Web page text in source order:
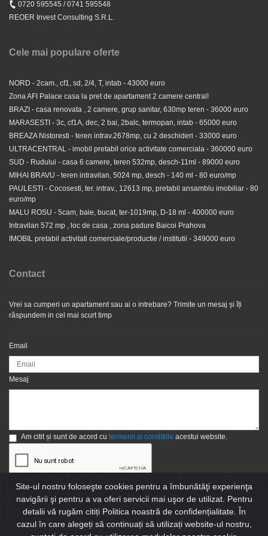
Valea Calugareasca - hala 550 mp, H-6m - 700 Euro/luna
3 EUR
BLEJOI - hale intre 200 mp si 1000 mp la 3 euro/mp/luna +
TVA
1.300 EUR
0720 595545 / 0741 595548
REOER Invest Consulting S.R.L.
Cele mai populare oferte
NORD - 2cam., cf1, sd, 2/4, T, intab - 43000 euro
Zona AFI Palace casa la pret de apartament 2 camere central!
BRAZI - casa renovata , 2 camere, grup sanitar, 630mp teren - 36000 euro
MARASESTI - 3c, cf1A, dec, 2 bai, 2balc, termopan, intab - 65000 euro
BREAZA Nistoresti - teren intrav.2678mp, cu 2 deschideri - 33000 euro
ULTRACENTRAL - imobil pretabil orice activitate comerciala - 360000 euro
SUD - Rudului - casa 6 camere, teren 532mp, desch-11ml - 89000 euro
MIHAI BRAVU - teren intravilan, 5024 mp, desch - 140 ml - 80 euro/mp
PAULESTI - Cocosesti, ter. intrav., 12613 mp, pretabil ansamblu imobiliar - 80
euro/mp
MALU ROSU - 5cam, baie, bucat, ter-1019mp, D-18 ml - 400000 euro
Intravilan 572 mp , loc de casa , zona padure Baicoi Prahova
IMOBIL pretabil activitati comerciale/productie / institutii - 349000 euro
Contact
Vrei sa cumperi un apartament sau ai o intrebare? Trimite un mesaj și îți
răspundem in cel mai scurt timp
Email
Mesaj
Am citit și sunt de acord cu termenii și condițiile acestui website.
Trimite
© Website realizat deImobilPro - CRM Imobiliar- Toate drepturile rezervate |
Site-ul nostru foloseşte cookies pentru a îmbunătăţi experienţa
navigării şi pentru a va oferi servicii mai uşor de utilizat. Pentru
detalii vă rugăm citiți Politica noastră de confidențialitate. În
cazul în care alegeți să continuați să utilizați website-ul nostru,